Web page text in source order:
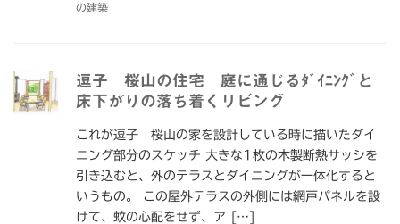
の建築
逗子 桜山の住宅 庭に通じるﾀﾞｲﾆﾝｸﾞと
床下がりの落ち着くリビング
これが逗子 桜山の家を設計している時に描いたダイ
ニング部分のスケッチ 大きな1枚の木製断熱サッシを
引き込むと、外のテラスとダイニングが一体化すると
いうもの。 この屋外テラスの外側には網戸パネルを設
けて、蚊の心配をせず、ア […]